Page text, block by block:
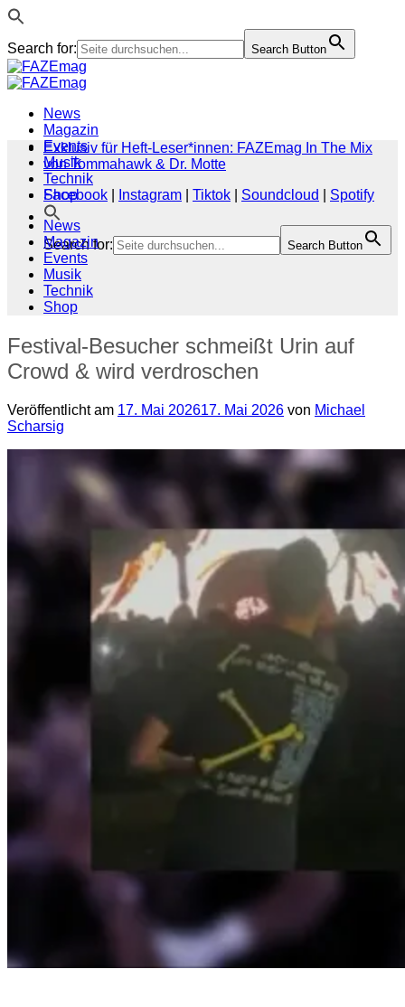
Search for: Search Button
Zum
Inhalt
News
Magazin
Events
Musik
Technik
Shop
Search for: Search Button
Exklusiv für Heft-Leser*innen: FAZEmag In The Mix
von Tommahawk & Dr. Motte
Facebook
Instagram Tiktok Soundcloud
Spotify
News
Magazin
Events
Musik
Technik
Shop
Festival-Besucher schmeißt Urin auf
Crowd & wird verdroschen
Veröffentlicht am 17. Mai 202617. Mai 2026 von Michael
Scharsig